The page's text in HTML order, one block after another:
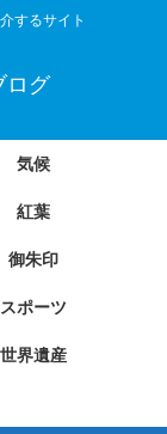
するサイト
ログ
気候
紅葉
御朱印
スポーツ
世界遺産